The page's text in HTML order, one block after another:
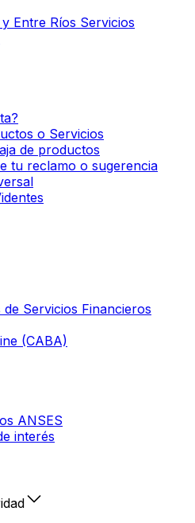
Entre Ríos Servicios
o Servicios
de productos
tu reclamo o sugerencia
Servicios Financieros
(CABA)
ANSES
interés